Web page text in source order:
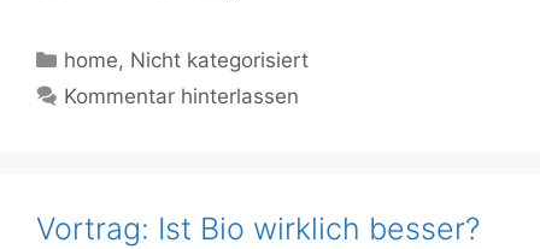
Kategorien
home, Nicht kategorisiert
Kommentar hinterlassen
Vortrag: Ist Bio wirklich besser?